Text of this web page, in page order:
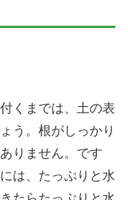
くまでは、土の表
う。根がしっかり
りません。です
は、たっぷりと水